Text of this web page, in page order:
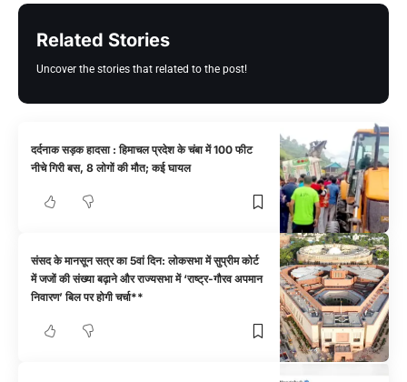
Related Stories
Uncover the stories that related to the post!
दर्दनाक सड़क हादसा : हिमाचल प्रदेश के चंबा में 100 फीट
नीचे गिरी बस, 8 लोगों की मौत; कई घायल
संसद के मानसून सत्र का 5वां दिन: लोकसभा में सुप्रीम कोर्ट
में जजों की संख्या बढ़ाने और राज्यसभा में ‘राष्ट्र-गौरव अपमान
निवारण’ बिल पर होगी चर्चा**